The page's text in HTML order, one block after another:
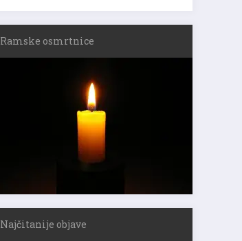
Ramske osmrtnice
Najčitanije objave